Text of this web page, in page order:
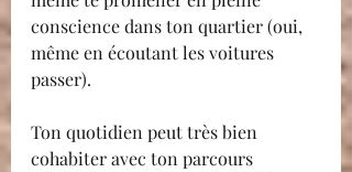
conscience dans ton quartier (oui,
même en écoutant les voitures
passer).
Ton quotidien peut très bien
cohabiter avec ton parcours